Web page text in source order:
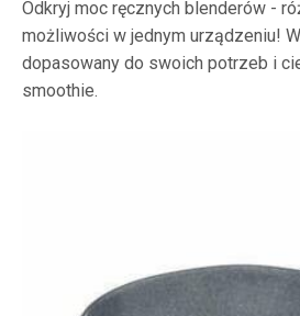
Odkryj moc ręcznych blenderów -
możliwości w jednym urządzeniu!
dopasowany do swoich potrzeb i
smoothie.